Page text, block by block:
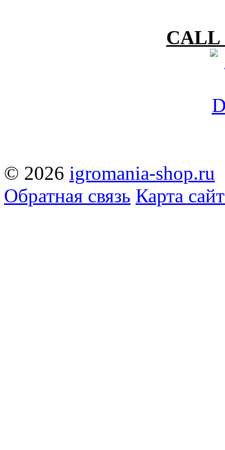
CALL
© 2026 igromania-shop.ru
Обратная связь Карта